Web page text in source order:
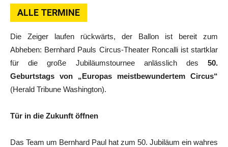
ALLE TERMINE
Die Zeiger laufen rückwärts, der Ballon ist bereit zum
Abheben: Bernhard Pauls Circus-Theater Roncalli ist startklar
für die große Jubiläumstournee anlässlich des 50.
Geburtstags von „Europas meistbewundertem Circus“
(Herald Tribune Washington).
Tür in die Zukunft öffnen
Das Team um Bernhard Paul hat zum 50. Jubiläum ein wahres